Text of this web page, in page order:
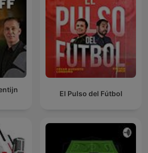
El Pulso del Fútbol